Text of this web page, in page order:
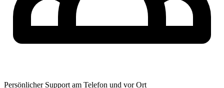
Persönlicher Support am Telefon und vor Ort